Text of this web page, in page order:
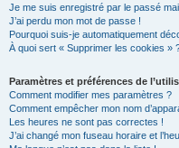
Je me suis enregistré par le passé
J’ai perdu mon mot de passe !
Pourquoi suis-je automatiquement
À quoi sert « Supprimer les cookies »
Paramètres et préférences de
Comment modifier mes paramètres ?
Comment empêcher mon nom
Les heures ne sont pas correctes !
J’ai changé mon fuseau horaire et